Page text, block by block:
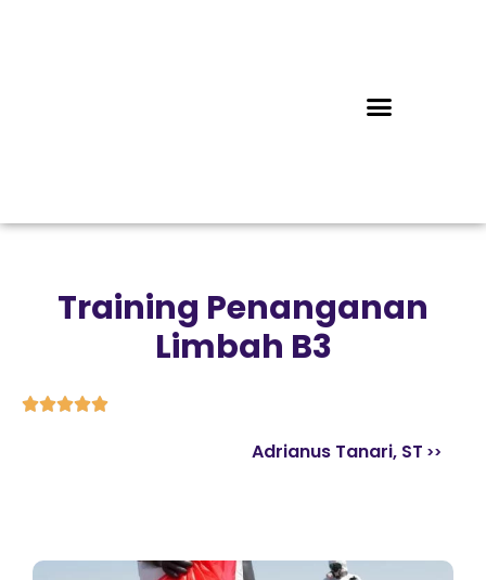
Training Penanganan
Limbah B3

Adrianus Tanari, ST